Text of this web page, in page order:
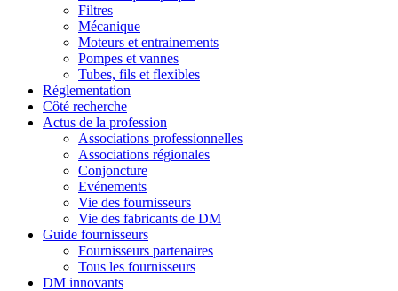
Filtres
Mécanique
Moteurs et entrainements
Pompes et vannes
Tubes, fils et flexibles
Réglementation
Côté recherche
Actus de la profession
Associations professionnelles
Associations régionales
Conjoncture
Evénements
Vie des fournisseurs
Vie des fabricants de DM
Guide fournisseurs
Fournisseurs partenaires
Tous les fournisseurs
DM innovants